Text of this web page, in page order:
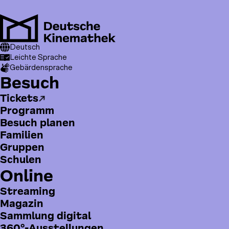
zum
Inhalt
T
o
p
m
e
n
u
Deutsch
Leichte Sprache
Gebärdensprache
H
a
u
p
t
m
e
n
ü
Besuch
Tickets
Programm
Besuch planen
Familien
Gruppen
Schulen
Online
Streaming
Magazin
Sammlung digital
Pfadnavigation
Besuch
Belichten und Beleuchten. Filmische Dimensionen der
Sichtbarkeit